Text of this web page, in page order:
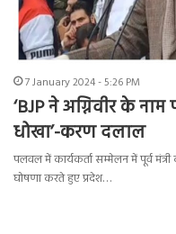
7 January 2024 - 5:26 PM
‘BJP ने अग्निवीर के
धोखा’-करण दलाल
पलवल में कार्यकर्ता सम्मेलन में पूर्व
घोषणा करते हुए प्रदेश…